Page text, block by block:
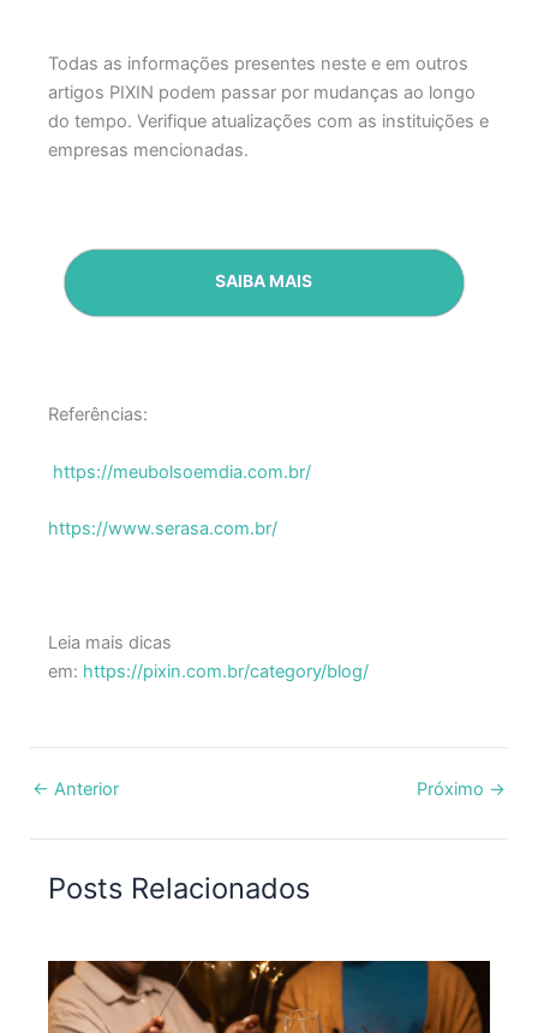
Todas as informações presentes neste e em outros
artigos PIXIN podem passar por mudanças ao longo
do tempo. Verifique atualizações com as instituições e
empresas mencionadas.
SAIBA MAIS
Referências:
https://meubolsoemdia.com.br/
https://www.serasa.com.br/
Leia mais dicas
em: https://pixin.com.br/category/blog/
← Anterior Próximo →
Posts Relacionados